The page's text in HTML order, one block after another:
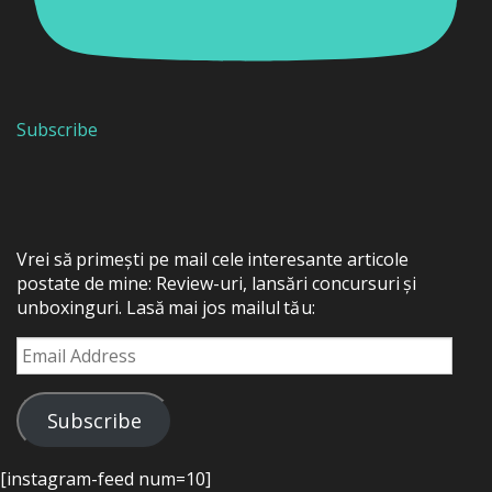
Subscribe
Vrei să primești pe mail cele interesante articole
postate de mine: Review-uri, lansări concursuri și
unboxinguri. Lasă mai jos mailul tău:
Email
Address
Subscribe
[instagram-feed num=10]